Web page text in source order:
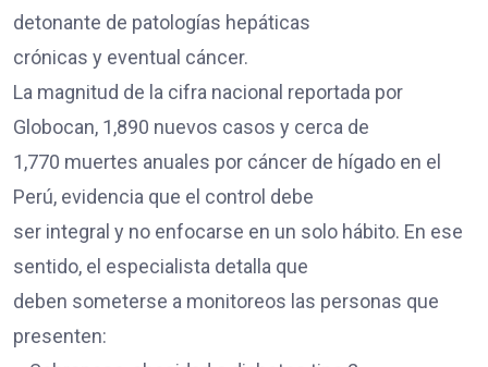
detonante de patologías hepáticas
crónicas y eventual cáncer.
La magnitud de la cifra nacional reportada por
Globocan, 1,890 nuevos casos y cerca de
1,770 muertes anuales por cáncer de hígado en el
Perú, evidencia que el control debe
ser integral y no enfocarse en un solo hábito. En ese
sentido, el especialista detalla que
deben someterse a monitoreos las personas que
presenten: